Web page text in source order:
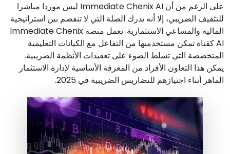
على الرغم من أن Immediate Chenix AI ليس موردا مباشرا
للتثقيف الضريبي، إلا أنه يدرك الصلة التي لا تنفصم بين استراتيجية
المالية والمساعي الاستثمارية. تعمل منصة Immediate Chenix
AI كقناة تمكن مستخدميها من التفاعل مع الكيانات التعليمية
المتخصصة التي تسلط الضوء على تعقيدات الأنظمة الضريبية.
يمكن هذا التعاون الأفراد من المعرفة الأساسية لإدارة الاستثمار
الماهر أثناء اجتيازهم للتضاريس الضريبية في 2025.